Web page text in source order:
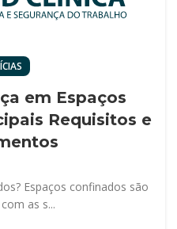
em Espaços
Requisitos e
Espaços confinados são
as s...